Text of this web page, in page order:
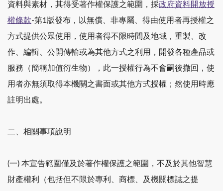
資料與素材，其得受著作權保護之範圍，採政府資料開放授
權條款-第1版發布，以無償、非專屬、得由使用者再授權之
方式提供公眾使用，使用者得不限時間及地域，重製、改
作、編輯、公開傳輸或為其他方式之利用，開發各種產品或
服務（簡稱加值衍生物），此一授權行為不會嗣後撤回，使
用者亦無須取得本機關之書面或其他方式授權；然使用時應
註明出處。
二、相關事項說明
(一) 本宣告範圍僅及於著作權保護之範圍，不及於其他智慧
財產權利（包括但不限於專利、商標、及機關標誌之提